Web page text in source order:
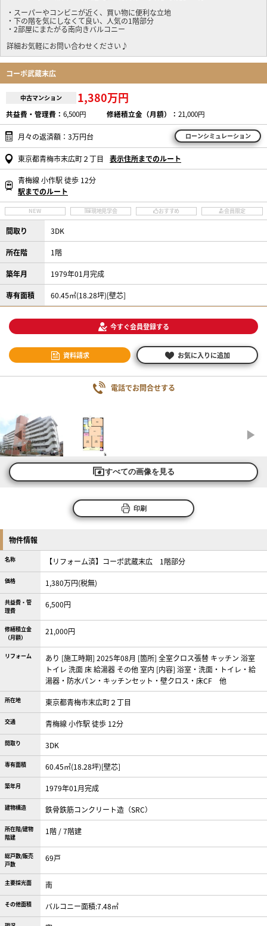
・スーパーやコンビニが近く、買い物に便利な立地
・下の階を気にしなくて良い、人気の1階部分
・2部屋にまたがる南向きバルコニー
詳細お気軽にお問い合わせください♪
コーポ武蔵末広
中古マンション 1,380万円
共益費・管理費： 6,500円 修繕積立金（月額）：21,000円
月々の返済額：3万円台 ローンシミュレーション
東京都青梅市末広町２丁目 表示住所までのルート
青梅線 小作駅 徒歩 12分
駅までのルート
NEW 現地見学会 おすすめ 会員限定
間取り 3DK
所在階 1階
築年月 1979年01月完成
専有面積 60.45㎡(18.28坪)[壁芯]
今すぐ会員登録する
資料請求 お気に入りに追加
電話でお問合せする
すべての画像を見る
印刷
物件情報
名称 【リフォーム済】コーポ武蔵末広 1階部分
価格 1,380万円(税無)
共益費・管
理費
6,500円
修繕積立金
（月額）
21,000円
リフォーム
あり [施工時期] 2025年08月 [箇所] 全室クロス張替 キッチン 浴室
トイレ 洗面 床 給湯器 その他 室内 [内容] 浴室・洗面・トイレ・給
湯器・防水パン・キッチンセット・壁クロス・床CF 他
所在地 東京都青梅市末広町２丁目
交通 青梅線 小作駅 徒歩 12分
間取り 3DK
専有面積 60.45㎡(18.28坪)[壁芯]
築年月 1979年01月完成
建物構造 鉄骨鉄筋コンクリート造（SRC）
所在階/建物
階建
1階 / 7階建
総戸数/販売
戸数
69戸
主要採光面 南
その他面積 バルコニー面積:7.48㎡